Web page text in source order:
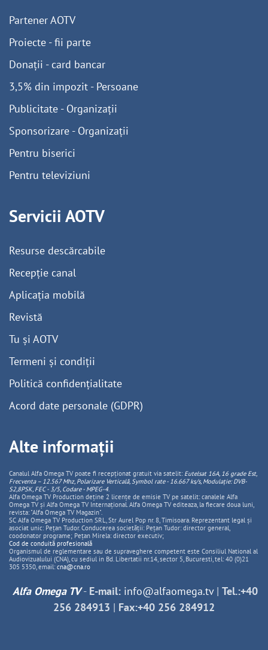
Partener AOTV
Proiecte - fii parte
Donații - card bancar
3,5% din impozit - Persoane
Publicitate - Organizații
Sponsorizare - Organizații
Pentru biserici
Pentru televiziuni
Servicii AOTV
Resurse descărcabile
Recepție canal
Aplicația mobilă
Revistă
Tu și AOTV
Termeni și condiții
Politică confidențialitate
Acord date personale (GDPR)
Alte informații
Canalul Alfa Omega TV poate fi recepționat gratuit via satelit: Eutelsat 16A, 16 grade Est,
Frecventa – 12.567 Mhz, PolarizareVerticală, Symbol rate - 16.667 ks/s, Modulație: DVB-
S2,8PSK, FEC - 3/5, Codare - MPEG-4.
Alfa Omega TV Production deține 2 licențe de emisie TV pe satelit: canalele Alfa
Omega TV și Alfa Omega TV Internațional. Alfa Omega TV editeaza, la fiecare doua luni,
revista: "Alfa Omega TV Magazin".
SC Alfa Omega TV Production SRL, Str Aurel Pop nr. 8, Timisoara. Reprezentant legal și
asociat unic: Pețan Tudor. Conducerea societății: Pețan Tudor: director general,
coodonator programe; Pețan Mirela: director executiv;
Cod de conduită profesională
Organismul de reglementare sau de supraveghere competent este Consiliul National al
Audiovizualului (CNA), cu sediul in Bd. Libertatii nr.14, sector 5, Bucuresti, tel: 40 (0)21
305 5350, email: cna@cna.ro
Alfa Omega TV- E-mail: info@alfaomega.tv| Tel.:+40
256 284913 | Fax:+40 256 284912